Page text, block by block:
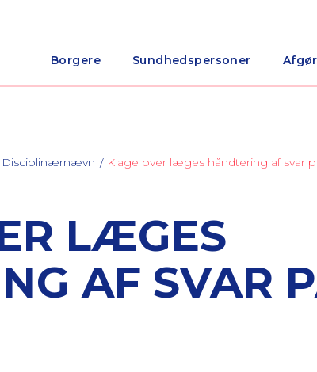
Borgere Sundhedspersoner
Disciplinærnævn Klage over læges håndtering af svar
LÆGES
AF SVAR